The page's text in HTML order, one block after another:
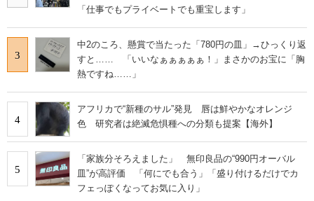
「仕事でもプライベートでも重宝します」
3
中2のころ、懸賞で当たった「780円の皿」→ひっくり返
すと…… 「いいなぁぁぁぁぁ！」まさかのお宝に「胸
熱ですね……」
4
アフリカで“新種のサル”発見 唇は鮮やかなオレンジ
色 研究者は絶滅危惧種への分類も提案【海外】
5
「家族分そろえました」 無印良品の“990円オーバル
皿”が高評価 「何にでも合う」「盛り付けるだけでカ
フェっぽくなってお気に入り」